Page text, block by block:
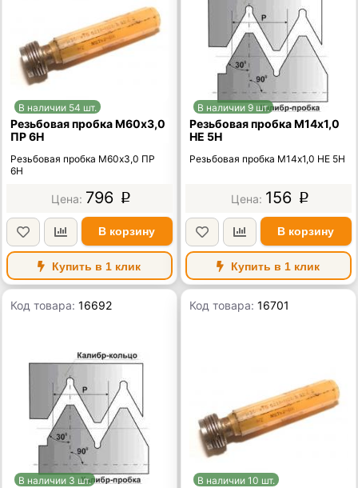
В наличии 54 шт.
Резьбовая пробка М60х3,0
ПР 6Н
Резьбовая пробка М60х3,0 ПР
6Н
796 p
В корзину
Купить в 1 клик
В наличии 9 шт.
Резьбовая пробка М14х1,0
НЕ 5Н
Резьбовая пробка М14х1,0 НЕ 5Н
156 p
В корзину
Купить в 1 клик
Код товара:16692
В наличии 3 шт.
Код товара:16701
В наличии 10 шт.